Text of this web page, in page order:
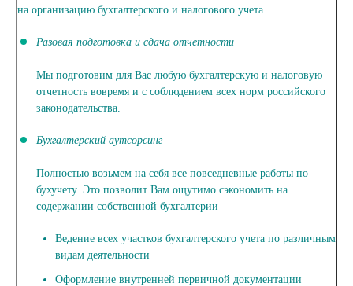
на организацию бухгалтерского и налогового учета.
Разовая подготовка и сдача отчетности
Мы подготовим для Вас любую бухгалтерскую и налоговую
отчетность вовремя и с соблюдением всех норм российского
законодательства.
Бухгалтерский аутсорсинг
Полностью возьмем на себя все повседневные работы по
бухучету. Это позволит Вам ощутимо сэкономить на
содержании собственной бухгалтерии
Ведение всех участков бухгалтерского учета по различным
видам деятельности
Оформление внутренней первичной документации